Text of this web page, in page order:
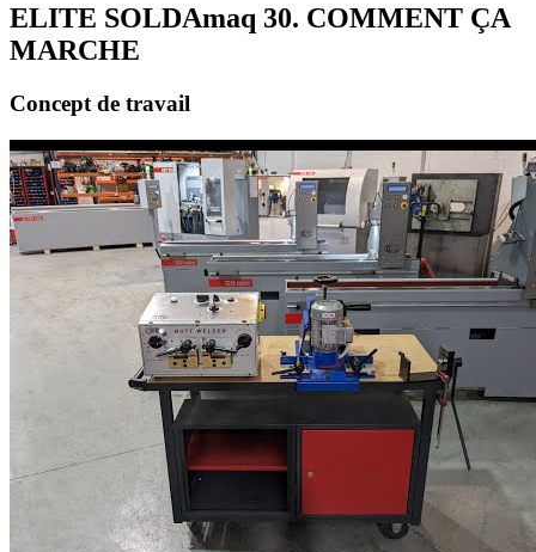
ELITE SOLDAmaq 30. COMMENT ÇA
MARCHE
Concept de travail